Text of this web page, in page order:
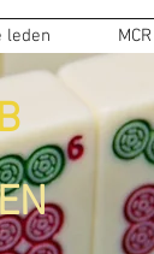
leden MCR